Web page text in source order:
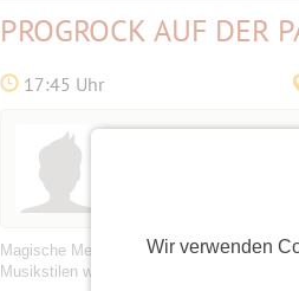
Wir verwenden
PROGROCK AUF DER
17:45 Uhr
Initiator
Magische Melodien, Klangausbrüche,
Musikstilen wie Rock, Hardrock, Pop,